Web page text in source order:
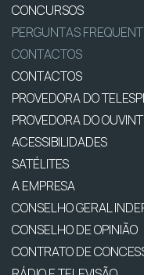
CONCURSOS
PERGUNTAS
CONTACTOS
CONTACTOS
PROVEDORA DO
PROVEDORA DO
ACESSIBILIDADES
SATÉLITES
A EMPRESA
CONSELHO GERAL
CONSELHO DE OPINIÃO
CONTRATO DE